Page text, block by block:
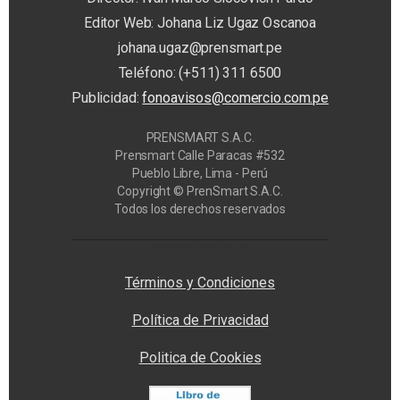
Editor Web: Johana Liz Ugaz Oscanoa
johana.ugaz@prensmart.pe
Teléfono: (+511) 311 6500
Publicidad:fonoavisos@comercio.com.pe
PRENSMART S.A.C.
Prensmart Calle Paracas #532
Pueblo Libre, Lima - Perú
Copyright © PrenSmart S.A.C.
Todos los derechos reservados
Términos y Condiciones
Política de Privacidad
Politica de Cookies